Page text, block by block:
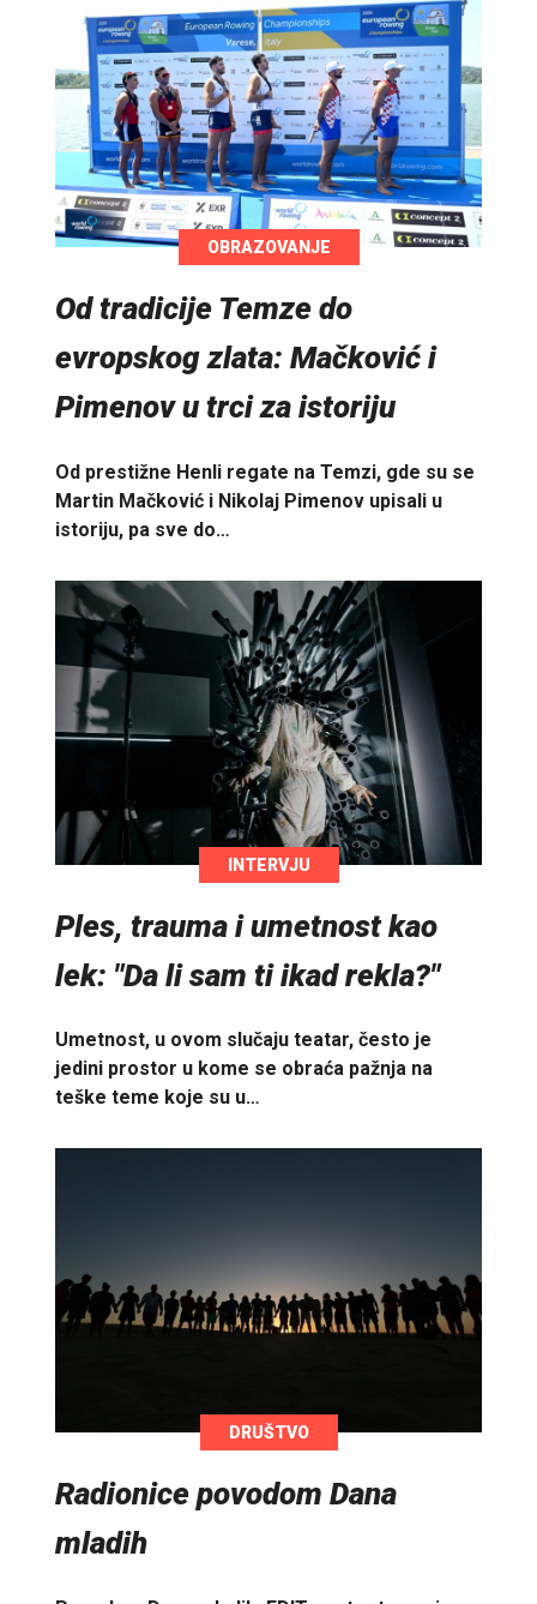
OBRAZOVANJE
Od tradicije Temze do
evropskog zlata: Mačković i
Pimenov u trci za istoriju
Od prestižne Henli regate na Temzi, gde su se
Martin Mačković i Nikolaj Pimenov upisali u
istoriju, pa sve do…
INTERVJU
Ples, trauma i umetnost kao
lek: "Da li sam ti ikad rekla?"
Umetnost, u ovom slučaju teatar, često je
jedini prostor u kome se obraća pažnja na
teške teme koje su u…
DRUŠTVO
Radionice povodom Dana
mladih